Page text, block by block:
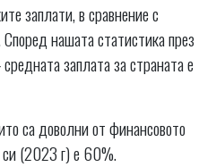
заплати, в сравнение с
нашата статистика през
заплата за страната е
са доволни от финансовото
си (2023 г) е 60%.